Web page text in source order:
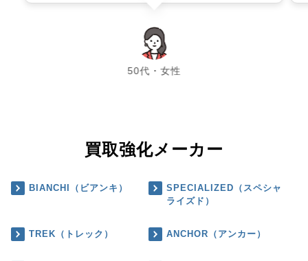
50代・女性
chevron_left chevron_right
買取強化メーカー
BIANCHI（ビアンキ）
SPECIALIZED（スペシャ
ライズド）
TREK（トレック） ANCHOR（アンカー）